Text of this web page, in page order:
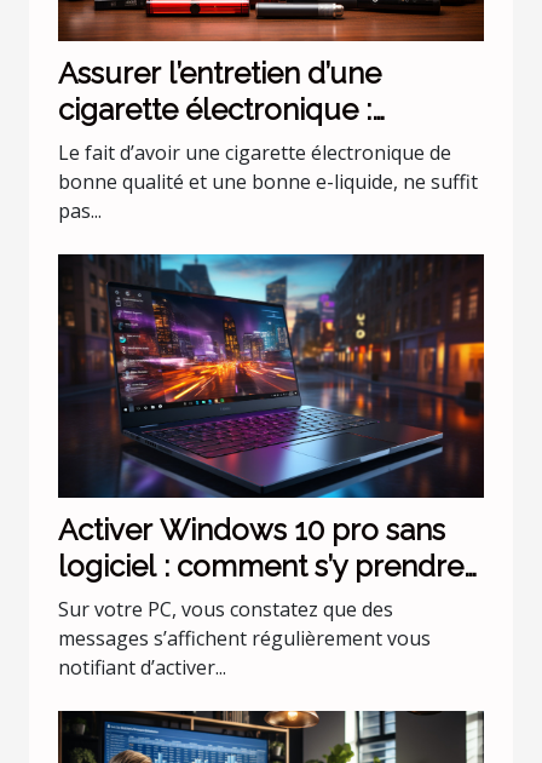
Assurer l’entretien d’une
cigarette électronique :
quelques conseils d’un expert
Le fait d’avoir une cigarette électronique de
bonne qualité et une bonne e-liquide, ne suffit
pas...
Activer Windows 10 pro sans
logiciel : comment s’y prendre
facilement ?
Sur votre PC, vous constatez que des
messages s’affichent régulièrement vous
notifiant d’activer...